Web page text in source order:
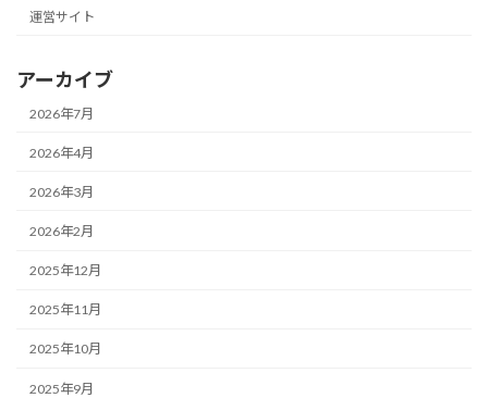
運営サイト
アーカイブ
2026年7月
2026年4月
2026年3月
2026年2月
2025年12月
2025年11月
2025年10月
2025年9月